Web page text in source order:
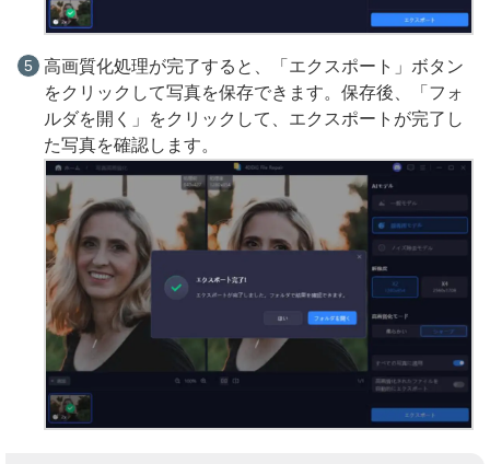
高画質化処理が完了すると、「エクスポート」ボタン
をクリックして写真を保存できます。保存後、「フォ
ルダを開く」をクリックして、エクスポートが完了し
た写真を確認します。